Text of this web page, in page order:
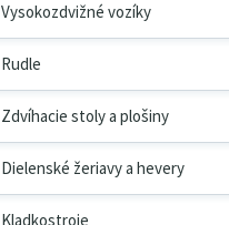
Vysokozdvižné vozíky
Rudle
Zdvíhacie stoly a plošiny
Dielenské žeriavy a hevery
Kladkostroje